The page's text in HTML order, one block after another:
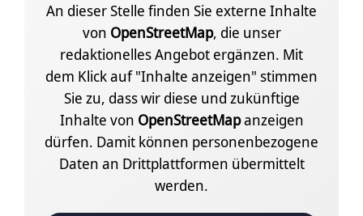
An dieser Stelle finden Sie externe Inhalte
von OpenStreetMap, die unser
redaktionelles Angebot ergänzen. Mit
dem Klick auf "Inhalte anzeigen" stimmen
Sie zu, dass wir diese und zukünftige
Inhalte von OpenStreetMapanzeigen
dürfen. Damit können personenbezogene
Daten an Drittplattformen übermittelt
werden.